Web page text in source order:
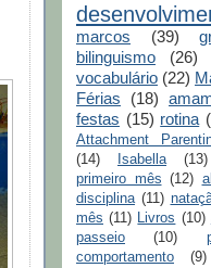
marcos (39)
bilinguismo
(26)
vocabulário (22)
Férias
(18)
festas (15) rotina
Attachment
(14)
Isabella (13)
primeiro mês (12)
disciplina (11)
mês (11) Livros (10)
passeio
(10)
comportamento
(9)